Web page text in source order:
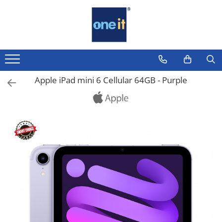
Laptop, Tablete & Telefoane
Laptop / Notebook
Notebook Consumer
Componente Laptop
Tablete & accesorii
Telefoane & accesorii
Apple iPad mini 6 Cellular 64GB - Purple